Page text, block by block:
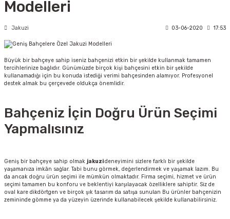
Modelleri
Jakuzi 03-06-2020 17:53
Büyük bir bahçeye sahip iseniz bahçenizi etkin bir şekilde kullanmak tamamen
tercihlerinize bağlıdır. Günümüzde birçok kişi bahçesini etkin bir şekilde
kullanamadığı için bu konuda istediği verimi bahçesinden alamıyor. Profesyonel
destek almak bu çerçevede oldukça önemlidir.
Bahçeniz İçin Doğru Ürün Seçimi
Yapmalısınız
Geniş bir bahçeye sahip olmak jakuzideneyimini sizlere farklı bir şekilde
yaşamanıza imkân sağlar. Tabi bunu görmek, değerlendirmek ve yaşamak lazım. Bu
da ancak doğru ürün seçimi ile mümkün olmaktadır. Firma seçimi, hizmet ve ürün
seçimi tamamen bu konforu ve beklentiyi karşılayacak özelliklere sahiptir. Siz de
oval kare dikdörtgen ve birçok şık tasarım da satışa sunulan Bu ürünler bahçenizin
zemininde gömme ya da yüzeyin üzerinde kullanabilecek şekilde kullanabilirsiniz.